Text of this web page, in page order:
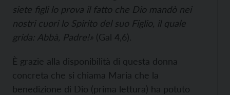
siete figli lo prova il fatto che Dio mandò nei
nostri cuori lo Spirito del suo Figlio, il quale
grida: Abbà, Padre!» (Gal 4,6).
È grazie alla disponibilità di questa donna
concreta che si chiama Maria che la
benedizione di Dio (prima lettura) ha potuto